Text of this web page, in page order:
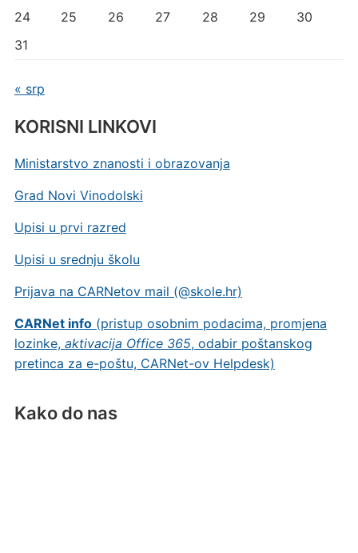
24
25 26 27 28 29
30
31
« srp
KORISNI LINKOVI
Ministarstvo znanosti i obrazovanja
Grad Novi Vinodolski
Upisi u prvi razred
Upisi u srednju školu
Prijava na CARNetov mail (@skole.hr)
CARNet info(pristup osobnim podacima, promjena
lozinke, aktivacija Office 365, odabir poštanskog
pretinca za e-poštu, CARNet-ov Helpdesk)
Kako do nas